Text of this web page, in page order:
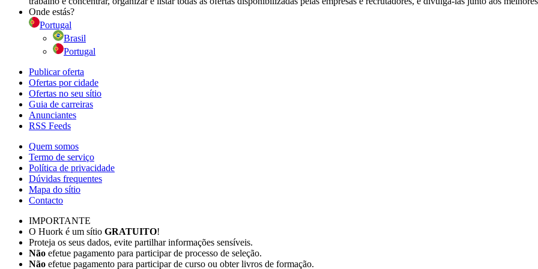
Onde estás?
Portugal
Brasil
Portugal
Publicar oferta
Ofertas por cidade
Ofertas no seu sítio
Guia de carreiras
Anunciantes
RSS Feeds
Quem somos
Termo de serviço
Política de privacidade
Dúvidas frequentes
Mapa do sítio
Contacto
IMPORTANTE
O Huork é um sítio GRATUITO!
Proteja os seus dados, evite partilhar informações sensíveis.
Não efetue pagamento para participar de processo de seleção.
Não efetue pagamento para participar de curso ou obter livros de formação.